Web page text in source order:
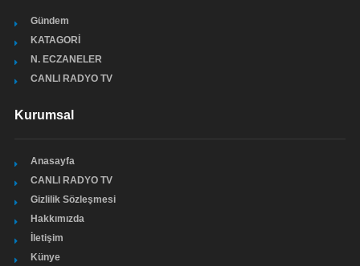
Gündem
KATAGORİ
N. ECZANELER
CANLI RADYO TV
Kurumsal
Anasayfa
CANLI RADYO TV
Gizlilik Sözleşmesi
Hakkımızda
İletişim
Künye